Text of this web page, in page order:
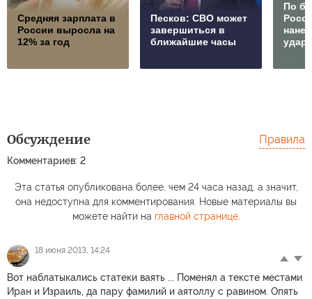
Средняя зарплата в
России выросла на
12% за год
Песков: СВО может
завершиться в
ближайшие часы
По
удар
Обсуждение
Комментариев: 2
Правила
Эта статья опубликована более, чем 24 часа назад, а значит,
она недоступна для комментирования. Новые материалы вы
можете найти на главной странице.
18 июня 2013, 14:24
Вот наблатыкались статеки ваять ... Поменял а тексте местами
Иран и Израиль, да пару фамилий и аятоллу с равином. Опять